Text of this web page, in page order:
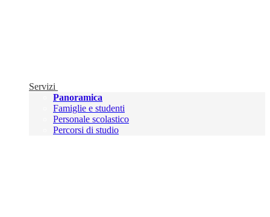
Servizi
Panoramica
Famiglie e studenti
Personale scolastico
Percorsi di studio